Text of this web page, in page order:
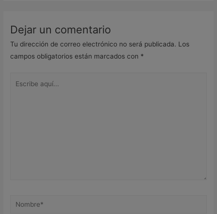
Dejar un comentario
Tu dirección de correo electrónico no será publicada. Los
campos obligatorios están marcados con *
Nombre*